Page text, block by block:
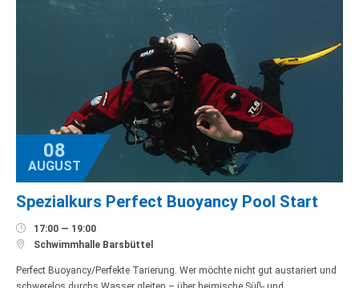
08
AUGUST
Spezialkurs Perfect Buoyancy Pool Start
 17:00 — 19:00
 Schwimmhalle Barsbüttel
Perfect Buoyancy/Perfekte Tarierung. Wer möchte nicht gut austariert und